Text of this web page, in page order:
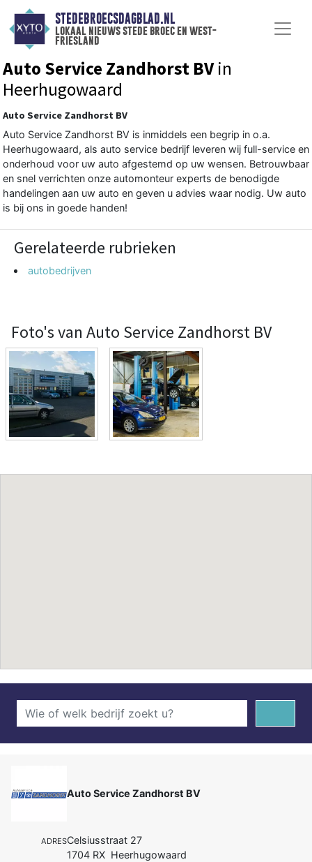
STEDEBROECSDAGBLAD.NL
lokaal nieuws stede broec en west-
friesland
Auto Service Zandhorst BVin
Heerhugowaard
Auto Service Zandhorst BV
Auto Service Zandhorst BV is inmiddels een begrip in o.a.
Heerhugowaard, als auto service bedrijf leveren wij full-service en
onderhoud voor uw auto afgestemd op uw wensen. Betrouwbaar
en snel verrichten onze automonteur experts de benodigde
handelingen aan uw auto en geven u advies waar nodig. Uw auto
is bij ons in goede handen!
Gerelateerde rubrieken
autobedrijven
Foto's van Auto Service Zandhorst BV
Auto Service Zandhorst BV
ADRESCelsiusstraat 27
1704 RX Heerhugowaard